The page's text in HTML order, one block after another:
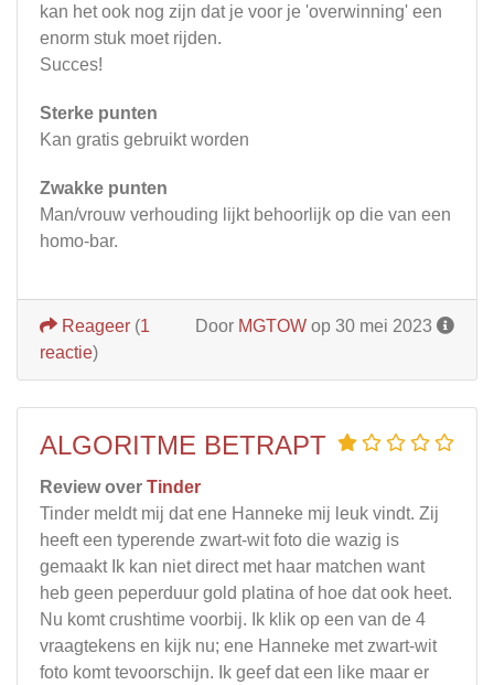
kan het ook nog zijn dat je voor je 'overwinning' een
enorm stuk moet rijden.
Succes!
Sterke punten
Kan gratis gebruikt worden
Zwakke punten
Man/vrouw verhouding lijkt behoorlijk op die van een
homo-bar.
Door MGTOW op 30 mei 2023
Reageer (1
reactie)
ALGORITME BETRAPT
Review over Tinder
Tinder meldt mij dat ene Hanneke mij leuk vindt. Zij
heeft een typerende zwart-wit foto die wazig is
gemaakt Ik kan niet direct met haar matchen want
heb geen peperduur gold platina of hoe dat ook heet.
Nu komt crushtime voorbij. Ik klik op een van de 4
vraagtekens en kijk nu; ene Hanneke met zwart-wit
foto komt tevoorschijn. Ik geef dat een like maar er